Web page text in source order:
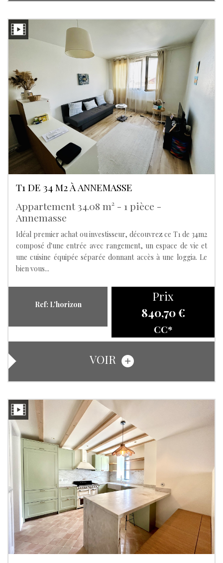
T1 DE 34 M2 À ANNEMASSE
Appartement 34.08 m² - 1 pièce -
Annemasse
Idéal premier achat ou investisseur, découvrez ce T1 de 34m2
composé d'une entrée avec rangement, un espace de vie et
une cuisine équipée séparée donnant accès à une loggia. Le
bien vous...
Ref: L'horizon
Prix
840,70 €
CC*
VOIR